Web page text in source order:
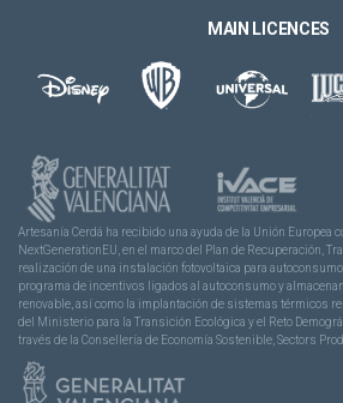
MAIN LICENCES
Artesanía Cerdá ha recibido una ayuda de la Unión Europea
NextGenerationEU, en el marco del Plan de Recuperación,
realización de una instalación fotovoltaica para
programa de incentivos ligados al autoconsumo y
renovable, así como la implantación de sistemas térmicos
del Ministerio para la Transición Ecológica y el Reto
través de la Consellería de Economía Sostenible, Sectors